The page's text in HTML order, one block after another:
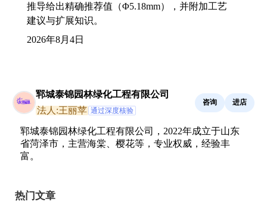
推导给出精确推荐值（Φ5.18mm），并附加工艺
建议与扩展知识。
2026年8月4日
郓城泰锦园林绿化工程有限公司
法人:王丽苹 通过深度核验
咨询 进店
郓城泰锦园林绿化工程有限公司，2022年成立于山东
省菏泽市，主营海棠、樱花等，专业权威，经验丰
富。
热门文章